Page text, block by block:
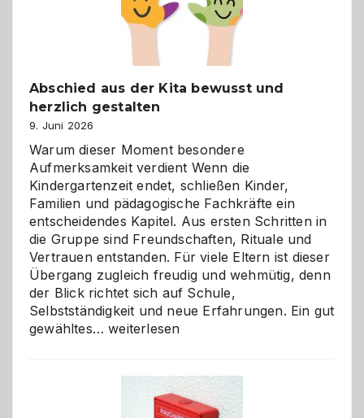
Abschied aus der Kita bewusst und
herzlich gestalten
9. Juni 2026
Warum dieser Moment besondere
Aufmerksamkeit verdient Wenn die
Kindergartenzeit endet, schließen Kinder,
Familien und pädagogische Fachkräfte ein
entscheidendes Kapitel. Aus ersten Schritten in
die Gruppe sind Freundschaften, Rituale und
Vertrauen entstanden. Für viele Eltern ist dieser
Übergang zugleich freudig und wehmütig, denn
der Blick richtet sich auf Schule,
Selbstständigkeit und neue Erfahrungen. Ein gut
gewähltes…Abschied
bewusst
weiterlesen